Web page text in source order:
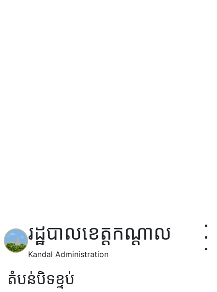
រដ្ឋបាលខេត្តកណ្តាល
Kandal Administration
តំបន់បិទខ្ទប់